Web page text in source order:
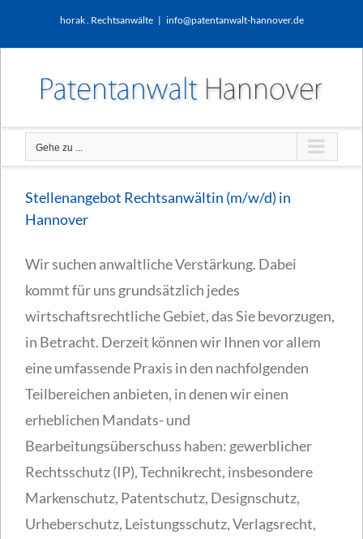
horak . Rechtsanwälte | info@patentanwalt-hannover.de
Gehe zu ...
Stellenangebot Rechtsanwältin (m/w/d) in
Hannover
Wir suchen anwaltliche Verstärkung. Dabei
kommt für uns grundsätzlich jedes
wirtschaftsrechtliche Gebiet, das Sie bevorzugen,
in Betracht. Derzeit können wir Ihnen vor allem
eine umfassende Praxis in den nachfolgenden
Teilbereichen anbieten, in denen wir einen
erheblichen Mandats- und
Bearbeitungsüberschuss haben: gewerblicher
Rechtsschutz (IP), Technikrecht, insbesondere
Markenschutz, Patentschutz, Designschutz,
Urheberschutz, Leistungsschutz, Verlagsrecht,